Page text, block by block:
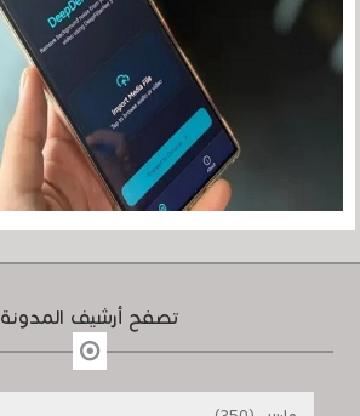
تصفح أرشيف المدونة